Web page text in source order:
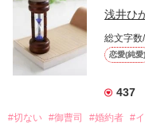
それから4年。一人で生
である真翔と出会う。
しかし、真翔は咲綾のこ
れる咲綾だったが……。
松永咲綾（Saaya
×
浅井ひ
総文字
恋愛(純愛)
437
#切ない #御曹司 #婚約者 #